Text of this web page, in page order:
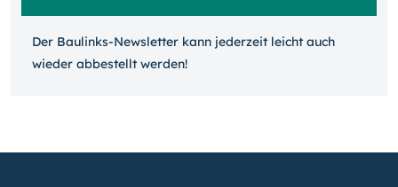
Der Baulinks-Newsletter kann jeder­zeit leicht auch
wieder ab­bestellt werden!